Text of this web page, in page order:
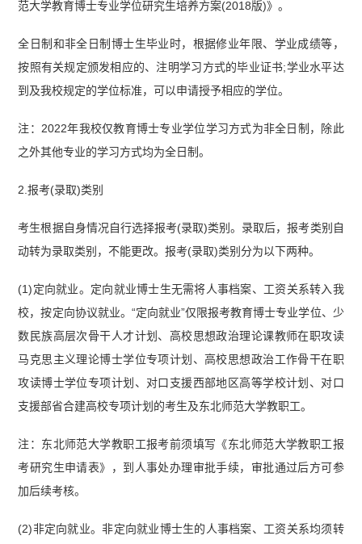
范大学教育博士专业学位研究生培养方案(2018版)》。
全日制和非全日制博士生毕业时，根据修业年限、学业成绩等，
按照有关规定颁发相应的、注明学习方式的毕业证书;学业水平达
到及我校规定的学位标准，可以申请授予相应的学位。
注：2022年我校仅教育博士专业学位学习方式为非全日制，除此
之外其他专业的学习方式均为全日制。
2.报考(录取)类别
考生根据自身情况自行选择报考(录取)类别。录取后，报考类别自
动转为录取类别，不能更改。报考(录取)类别分为以下两种。
(1)定向就业。定向就业博士生无需将人事档案、工资关系转入我
校，按定向协议就业。“定向就业”仅限报考教育博士专业学位、少
数民族高层次骨干人才计划、高校思想政治理论课教师在职攻读
马克思主义理论博士学位专项计划、高校思想政治工作骨干在职
攻读博士学位专项计划、对口支援西部地区高等学校计划、对口
支援部省合建高校专项计划的考生及东北师范大学教职工。
注：东北师范大学教职工报考前须填写《东北师范大学教职工报
考研究生申请表》，到人事处办理审批手续，审批通过后方可参
加后续考核。
(2)非定向就业。非定向就业博士生的人事档案、工资关系均须转